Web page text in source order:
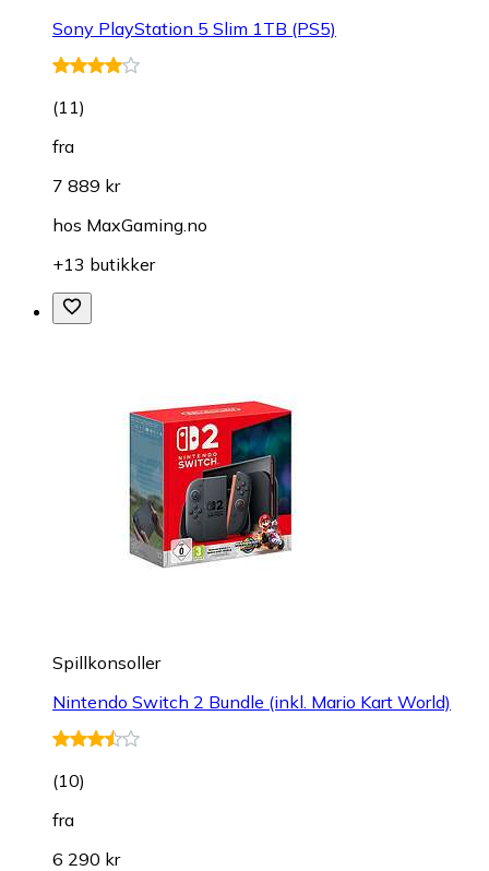
Sony PlayStation 5 Slim 1TB (PS5)
(11)
fra
7 889 kr
hos MaxGaming.no
+13 butikker
Spillkonsoller
Nintendo Switch 2 Bundle (inkl. Mario Kart World)
(10)
fra
6 290 kr